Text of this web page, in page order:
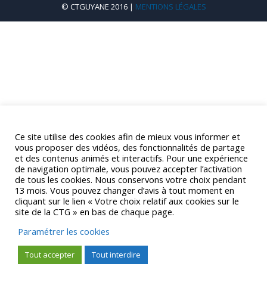
© CTGUYANE 2016 | MENTIONS LÉGALES
Ce site utilise des cookies afin de mieux vous informer et
vous proposer des vidéos, des fonctionnalités de partage
et des contenus animés et interactifs. Pour une expérience
de navigation optimale, vous pouvez accepter l’activation
de tous les cookies. Nous conservons votre choix pendant
13 mois. Vous pouvez changer d’avis à tout moment en
cliquant sur le lien « Votre choix relatif aux cookies sur le
site de la CTG » en bas de chaque page.
Paramétrer les cookies
Tout accepter Tout interdire